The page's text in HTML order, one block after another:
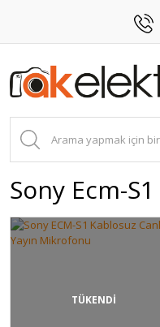
Sony Ecm-S1
TÜKENDİ